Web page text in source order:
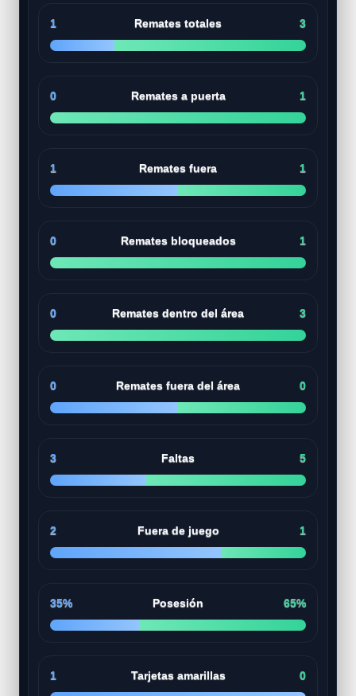
1 Remates totales 3
0 Remates a puerta 1
1 Remates fuera 1
0 Remates bloqueados 1
0 Remates dentro del área 3
0 Remates fuera del área 0
3 Faltas 5
2 Fuera de juego 1
35% Posesión 65%
1 Tarjetas amarillas 0